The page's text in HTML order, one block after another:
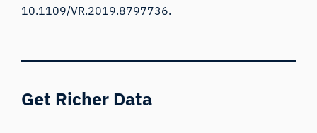
10.1109/VR.2019.8797736.
Get Richer Data